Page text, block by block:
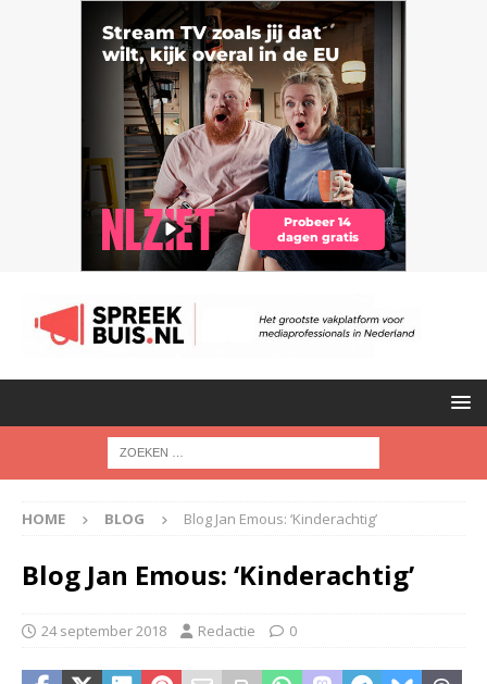
HOME BLOG Blog Jan Emous: ‘Kinderachtig’
Blog Jan Emous: ‘Kinderachtig’
24 september 2018 Redactie 0